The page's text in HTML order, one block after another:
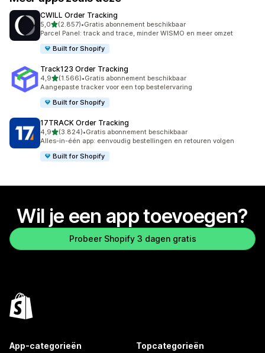
CWILL Order Tracking
5,0van 5 sterren
(2.857)
2857 recensies in totaal
•Gratis abonnement beschikbaar
Parcel Panel: track and trace, minder WISMO en meer omzet
Built for Shopify
Track123 Order Tracking
4,9van 5 sterren
(1.566)
1566 recensies in totaal
•Gratis abonnement beschikbaar
Aangepaste tracker voor een top bestelervaring
Built for Shopify
17TRACK Order Tracking
4,9van 5 sterren
(3.824)
3824 recensies in totaal
•Gratis abonnement beschikbaar
Alles-in-één app: eenvoudig bestellingen en retouren volgen
Built for Shopify
Wil je een app toevoegen?
Probeer Shopify 3 dagen gratis
App-categorieën Topcategorieën